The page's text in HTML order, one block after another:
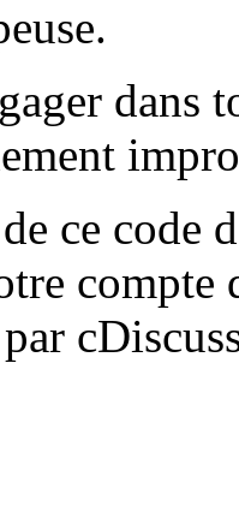
dans
ce code
compte